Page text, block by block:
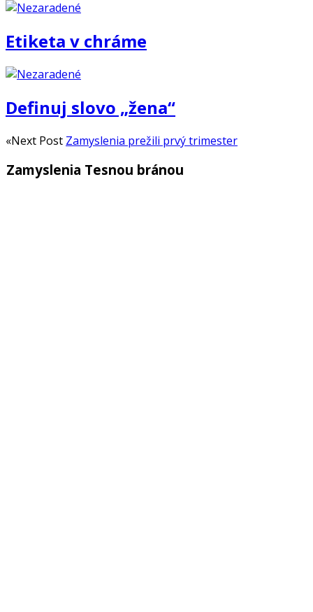
Etiketa v chráme
Definuj slovo „žena“
«Next Post Zamyslenia prežili prvý trimester
Zamyslenia Tesnou bránou